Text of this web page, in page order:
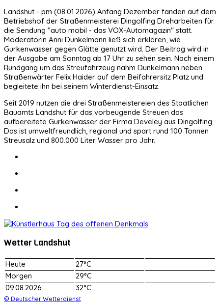
Landshut - pm (08.01.2026) Anfang Dezember fanden auf dem
Betriebshof der Straßenmeisterei Dingolfing Dreharbeiten für
die Sendung "auto mobil - das VOX-Automagazin" statt.
Moderatorin Anni Dunkelmann ließ sich erklären, wie
Gurkenwasser gegen Glätte genutzt wird. Der Beitrag wird in
der Ausgabe am Sonntag ab 17 Uhr zu sehen sein. Nach einem
Rundgang um das Streufahrzeug nahm Dunkelmann neben
Straßenwärter Felix Haider auf dem Beifahrersitz Platz und
begleitete ihn bei seinem Winterdienst-Einsatz.
Seit 2019 nutzen die drei Straßenmeistereien des Staatlichen
Bauamts Landshut für das vorbeugende Streuen das
aufbereitete Gurkenwasser der Firma Develey aus Dingolfing.
Das ist umweltfreundlich, regional und spart rund 100 Tonnen
Streusalz und 800.000 Liter Wasser pro Jahr.
Wetter Landshut
Heute
27°C
Morgen
29°C
09.08.2026
32°C
© Deutscher Wetterdienst